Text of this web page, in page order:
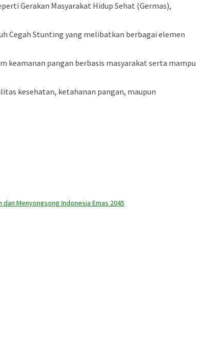
Gerakan Masyarakat Hidup Sehat (Germas),
Cegah Stunting yang melibatkan berbagai elemen
keamanan pangan berbasis masyarakat serta mampu
kesehatan, ketahanan pangan, maupun
Menyongsong Indonesia Emas 2045